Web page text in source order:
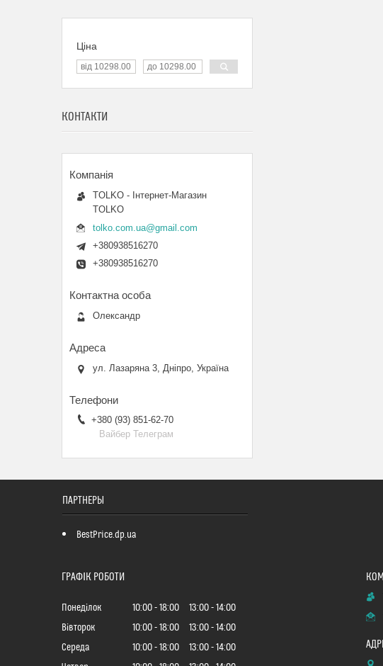
Ціна
КОНТАКТИ
TOLKO - Інтернет-Магазин
TOLKO
tolko.com.ua@gmail.com
+380938516270
+380938516270
Олександр
ул. Лазаряна 3, Дніпро, Україна
+380 (93) 851-62-70
Вайбер Телеграм
ПАРТНЕРЫ
BestPrice.dp.ua
ГРАФІК РОБОТИ
Понеділок 10:00 18:00 13:00
14:00
Вівторок
10:00 18:00 13:00
14:00
Середа
10:00 18:00 13:00
14:00